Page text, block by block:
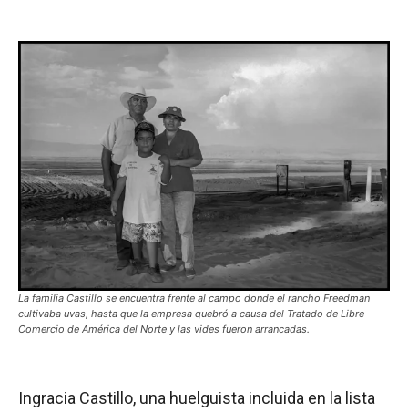
La familia Castillo se encuentra frente al campo donde el rancho Freedman
cultivaba uvas, hasta que la empresa quebró a causa del Tratado de Libre
Comercio de América del Norte y las vides fueron arrancadas.
Ingracia Castillo, una huelguista incluida en la lista